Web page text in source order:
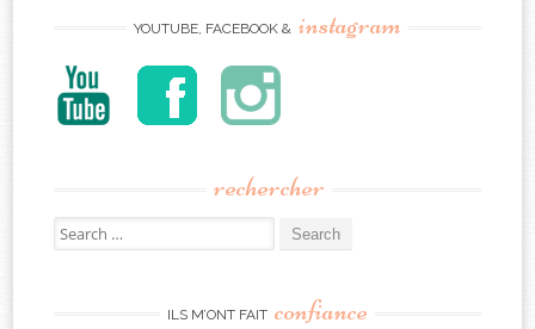
YOUTUBE, FACEBOOK & instagram
rechercher
Search
for:
ILS M’ONT FAIT confiance